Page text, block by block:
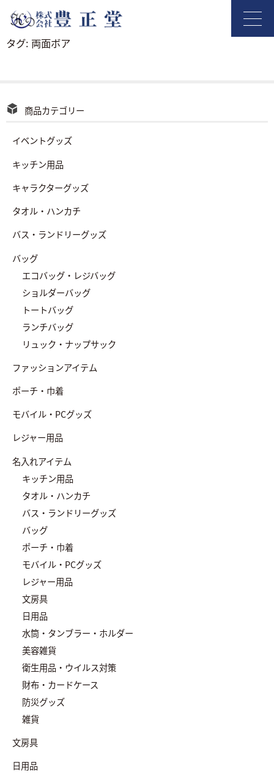
タグ: 両面ボア
商品カテゴリー
イベントグッズ
キッチン用品
キャラクターグッズ
タオル・ハンカチ
バス・ランドリーグッズ
バッグ
エコバッグ・レジバッグ
ショルダーバッグ
トートバッグ
ランチバッグ
リュック・ナップサック
ファッションアイテム
ポーチ・巾着
モバイル・PCグッズ
レジャー用品
名入れアイテム
キッチン用品
タオル・ハンカチ
バス・ランドリーグッズ
バッグ
ポーチ・巾着
モバイル・PCグッズ
レジャー用品
文房具
日用品
水筒・タンブラー・ホルダー
美容雑貨
衛生用品・ウイルス対策
財布・カードケース
防災グッズ
雑貨
文房具
日用品